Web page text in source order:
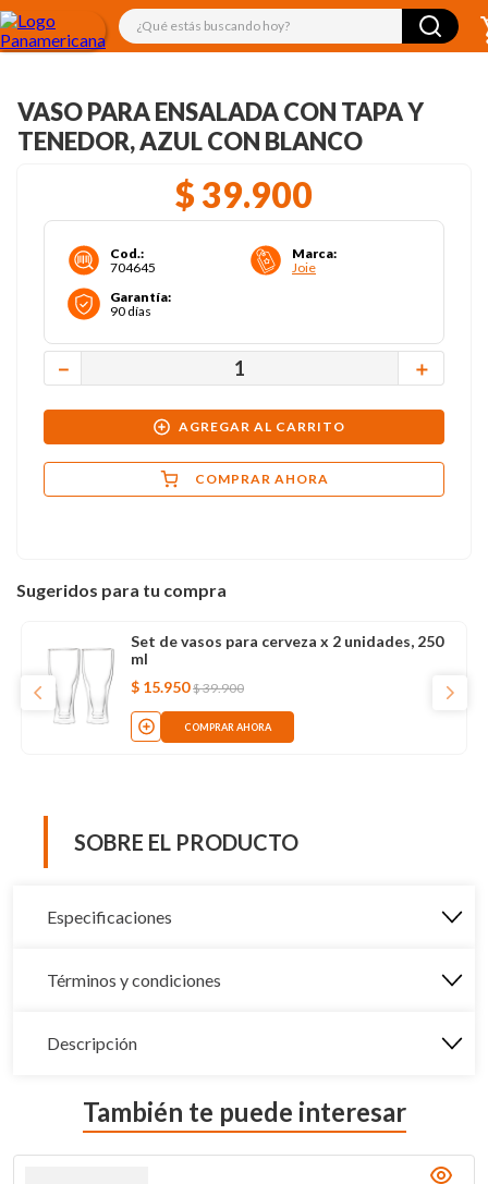
¿Qué estás buscando hoy?
VASO PARA ENSALADA CON TAPA Y
TENEDOR, AZUL CON BLANCO
$ 39.900
Cod.:
704645
Marca:
Joie
Garantía:
90 días
＋
－
AGREGAR AL CARRITO
COMPRAR AHORA
Sugeridos para tu compra
Set de vasos para cerveza x 2 unidades, 250
ml
$ 15.950 $39.900
COMPRAR AHORA
SOBRE EL PRODUCTO
Especificaciones
Términos y condiciones
Descripción
También te puede interesar